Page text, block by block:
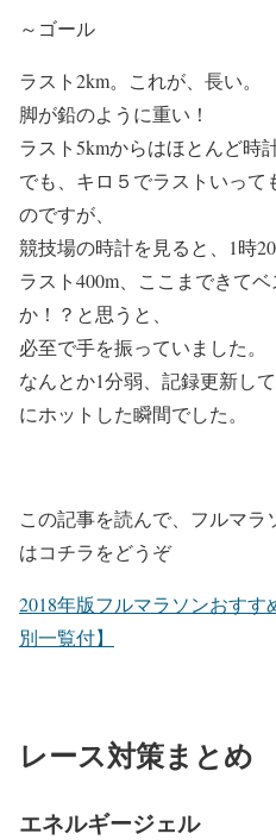
～ゴール
ラスト2km。これが、長い。
脚が鉛のように重い！
ラスト5kmからはほとんど時
でも、キロ５でラストいって
のですが、
競技場の時計を見ると、1時
ラスト400m、ここまできて
か！？と思うと、
必至で手を振っていました。
なんとか1分弱、記録更新し
にホットした瞬間でした。
この記事を読んで、フルマ
はコチラをどうぞ
2018年版フルマラソンおすす
別一覧付】
レース対策まとめ
エネルギージェル